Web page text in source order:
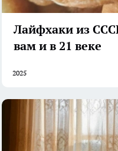
Лайфхаки из
вам и в 21 веке
2025